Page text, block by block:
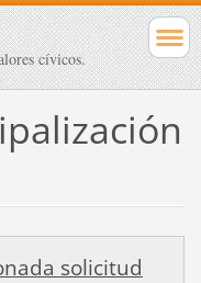
cívicos.
solicitud